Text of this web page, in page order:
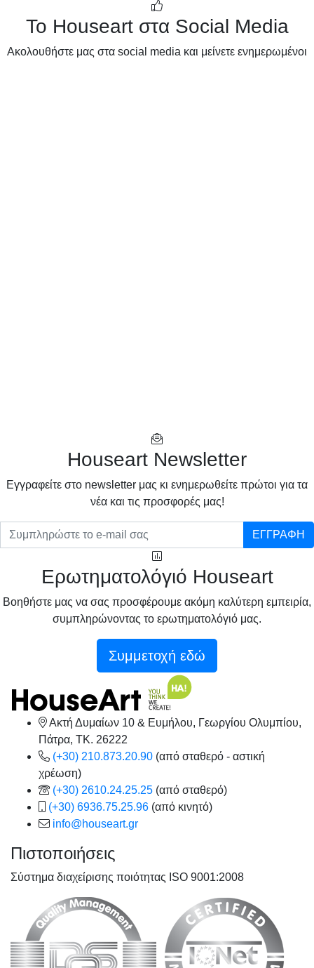
Το Houseart στα Social Media
Ακολουθήστε μας στα social media και μείνετε ενημερωμένοι
Houseart Newsletter
Eγγραφείτε στο newsletter μας κι ενημερωθείτε πρώτοι για τα
νέα και τις προσφορές μας!
ΕΓΓΡΑΦΗ
Ερωτηματολόγιό Houseart
Βοηθήστε μας να σας προσφέρουμε ακόμη καλύτερη εμπειρία,
συμπληρώνοντας το ερωτηματολόγιό μας.
Συμμετοχή εδώ
Ακτή Δυμαίων 10 & Ευμήλου, Γεωργίου Ολυμπίου,
Πάτρα, TK. 26222
(+30) 210.873.20.90 (από σταθερό - αστική
χρέωση)
(+30) 2610.24.25.25 (από σταθερό)
(+30) 6936.75.25.96 (από κινητό)
info@houseart.gr
Πιστοποιήσεις
Σύστημα διαχείρισης ποιότητας ISO 9001:2008